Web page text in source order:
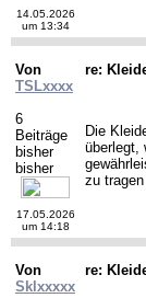
14.05.2026
um 13:34
Von
TSLxxxx
6
Beiträge
bisher
bisher
re:
Die
überlegt,
zu
17.05.2026
um 14:18
Von
Sklxxxxx
re: